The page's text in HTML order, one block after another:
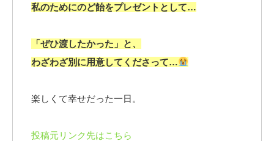
私のためにのど飴をプレゼントとして…
「ぜひ渡したかった」と、
わざわざ別に用意してくださって…
楽しくて幸せだった一日。
投稿元リンク先はこちら